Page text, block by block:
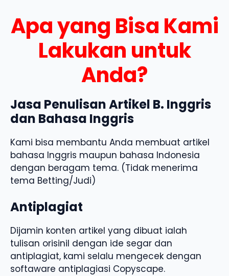
Apa yang Bisa Kami
Lakukan untuk
Anda?
Jasa Penulisan Artikel B. Inggris
dan Bahasa Inggris
Kami bisa membantu Anda membuat artikel
bahasa Inggris maupun bahasa Indonesia
dengan beragam tema. (Tidak menerima
tema Betting/Judi)
Antiplagiat
Dijamin konten artikel yang dibuat ialah
tulisan orisinil dengan ide segar dan
antiplagiat, kami selalu mengecek dengan
softaware antiplagiasi Copyscape.